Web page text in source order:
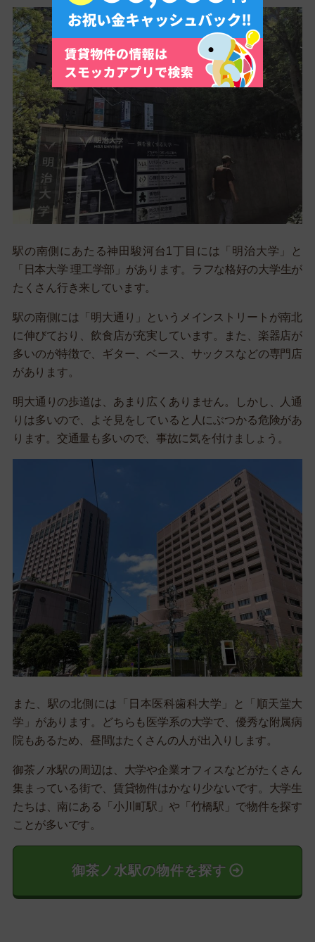
駅の南側にあたる神田駿河台1丁目には「明治大学」と
「日本大学 理工学部」があります。ラフな格好の大学生が
たくさん行き来しています。
駅の南側には「明大通り」というメインストリートが南北
に伸びており、飲食店が充実しています。また、楽器店が
多いのが特徴で、ギター、ベース、サックスなどの専門店
があります。
明大通りの歩道は、あまり広くありません。しかし、人通
りは多いので、よそ見をしていると人にぶつかる危険があ
ります。交通量も多いので、事故に気を付けましょう。
また、駅の北側には「日本医科歯科大学」と「順天堂大
学」があります。どちらも医学系の大学で、優秀な附属病
院もあるため、昼間はたくさんの人が出入りします。
御茶ノ水駅の周辺は、大学や企業オフィスなどがたくさん
集まっている街で、賃貸物件はかなり少ないです。大学生
たちは、南にある「小川町駅」や「竹橋駅」で物件を探す
ことが多いです。
御茶ノ水駅の物件を探す